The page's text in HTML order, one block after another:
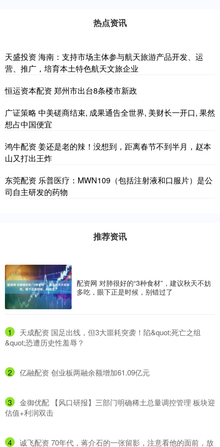
热点资讯
天盛投资 海南：支持市场主体参与航天旅游产品开发、运
营、推广，培育本土特色航天文旅企业
恒运资本配资 郑州市出台8条楼市新政
广证策略 中美磋商结束, 成果通告全世界, 美财长一开口, 果然
想占中国便宜
鸿牛配资 姜还是老的辣！没想到，距离春节不到半月，赵本
山又打出王炸
东莞配资 乐普医疗：MWN109（包括注射液和口服片）是公
司自主研发的药物
推荐资讯
配资网 对肺很好的“3种食材”，建议秋天不妨
多吃，眼下正是时候，别错过了
1
​天成配资 国足出线，但3大噩耗突袭！陷&quot;死亡之组
&quot;恐遭历史性羞辱？
2 ​亿融配资 创业板两融余额增加61.09亿元
3
​金御优配 【风口研报】三部门明确稀土总量调控管理 板块迎
估值+利润双击
4 ​诚飞配资 70年代，蒋介石的一张留影，注意看他的面前，放